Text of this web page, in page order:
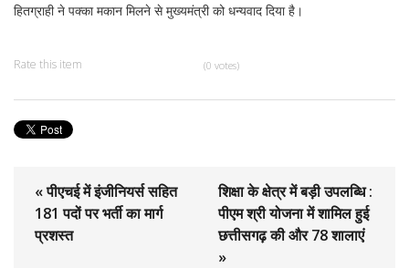
हितग्राही ने पक्का मकान मिलने से मुख्यमंत्री को धन्यवाद दिया है।
Rate this item (0 votes)
« पीएचई में इंजीनियर्स सहित
181 पदों पर भर्ती का मार्ग
प्रशस्त
शिक्षा के क्षेत्र में बड़ी उपलब्धि :
पीएम श्री योजना में शामिल हुई
छत्तीसगढ़ की और 78 शालाएं
»